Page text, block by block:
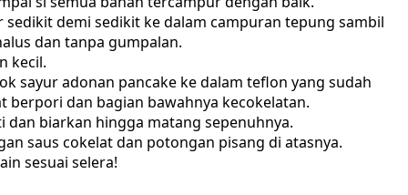
demi sedikit ke dalam campuran tepung sambil
dan tanpa gumpalan.
kecil.
sayur adonan pancake ke dalam teflon yang sudah
berpori dan bagian bawahnya kecokelatan.
dan biarkan hingga matang sepenuhnya.
saus cokelat dan potongan pisang di atasnya.
sesuai selera!